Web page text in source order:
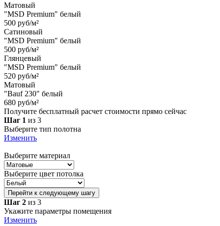
Матовый
"MSD Premium" белый
500 руб/м²
Сатиновый
"MSD Premium" белый
500 руб/м²
Глянцевый
"MSD Premium" белый
520 руб/м²
Матовый
"Bauf 230" белый
680 руб/м²
Получите бесплатный расчет стоимости прямо сейчас
Шаг 1 из 3
Выберите тип полотна
Изменить
Выберите материал
Выберите цвет потолка
Перейти к следующему шагу
Шаг 2 из 3
Укажите параметры помещения
Изменить